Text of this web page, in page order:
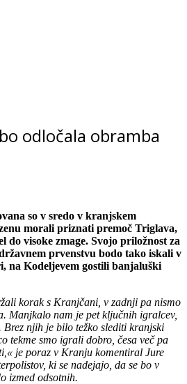
odločala obramba
so v sredo v kranjskem
morali priznati premoč Triglava,
visoke zmage. Svojo priložnost za
prvenstvu bodo tako iskali v
na Kodeljevem gostili banjaluški
korak s Kranjčani, v zadnji pa nismo
Manjkalo nam je pet ključnih igralcev,
njih je bilo težko slediti kranjski
tekme smo igrali dobro, česa več pa
je poraz v Kranju komentiral Jure
ki se nadejajo, da se bo v
izmed odsotnih.